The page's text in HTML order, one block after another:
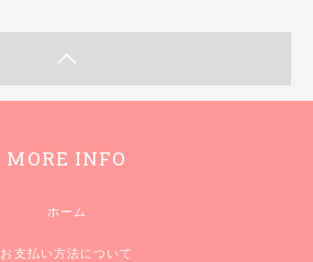
MORE INFO
ホーム
お支払い方法について